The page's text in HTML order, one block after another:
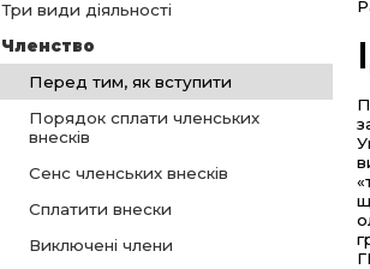
Три види діяльності
Членство
Перед тим, як вступити
Порядок сплати членських
внесків
Сенс членських внесків
Сплатити внески
Виключені члени